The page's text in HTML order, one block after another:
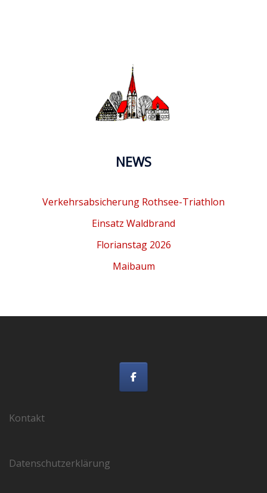
NEWS
Verkehrsabsicherung Rothsee-Triathlon
Einsatz Waldbrand
Florianstag 2026
Maibaum
Kontakt
Datenschutzerklärung